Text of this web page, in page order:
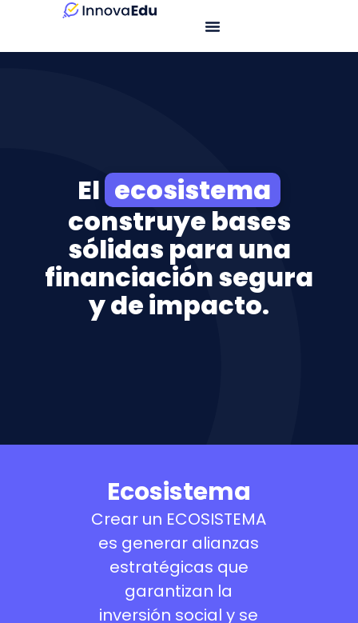
El ecosistema
construye bases
sólidas para una
financiación segura
y de impacto.
Ecosistema
Crear un ECOSISTEMA
es generar alianzas
estratégicas que
garantizan la
inversión social y se